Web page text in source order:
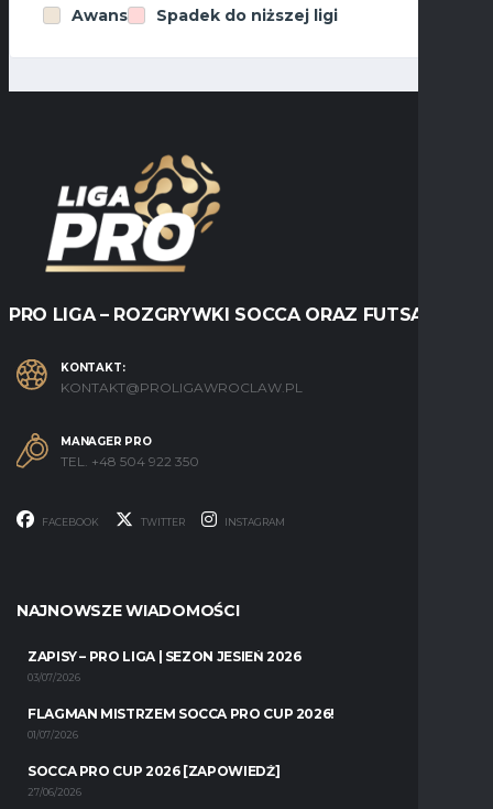
Awans Spadek do niższej ligi
PRO LIGA – ROZGRYWKI SOCCA ORAZ FUTSALU
KONTAKT:
KONTAKT@PROLIGAWROCLAW.PL
MANAGER PRO
TEL. +48 504 922 350
FACEBOOK TWITTER INSTAGRAM
NAJNOWSZE WIADOMOŚCI
ZAPISY – PRO LIGA | SEZON JESIEŃ 2026
03/07/2026
FLAGMAN MISTRZEM SOCCA PRO CUP 2026!
01/07/2026
SOCCA PRO CUP 2026 [ZAPOWIEDŹ]
27/06/2026